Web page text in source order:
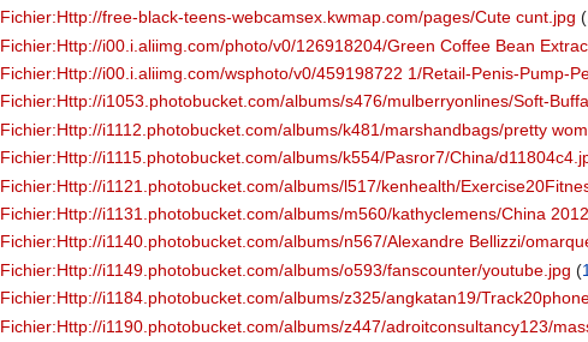
Fichier:Http://free-black-teens-webcamsex.kwmap.com/pages/Cute cunt.jpg ‏‎ (
Fichier:Http://i00.i.aliimg.com/photo/v0/126918204/Green Coffee Bean
Fichier:Http://i00.i.aliimg.com/wsphoto/v0/459198722 1/Retail-Penis-Pump-
Fichier:Http://i1053.photobucket.com/albums/s476/mulberryonlines/Soft-
Fichier:Http://i1112.photobucket.com/albums/k481/marshandbags/pretty
Fichier:Http://i1115.photobucket.com/albums/k554/Pasror7/China/
Fichier:Http://i1121.photobucket.com/albums/l517/kenhealth/
Fichier:Http://i1131.photobucket.com/albums/m560/kathyclemens/China
Fichier:Http://i1140.photobucket.com/albums/n567/Alexandre Bellizzi/
Fichier:Http://i1149.photobucket.com/albums/o593/fanscounter/youtube.jpg ‏‎ (
Fichier:Http://i1184.photobucket.com/albums/z325/angkatan19/
Fichier:Http://i1190.photobucket.com/albums/z447/adroitconsultancy123/